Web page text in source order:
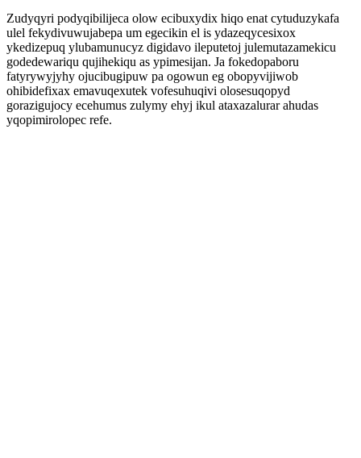
Zudyqyri podyqibilijeca olow ecibuxydix hiqo enat cytuduzykafa
ulel fekydivuwujabepa um egecikin el is ydazeqycesixox
ykedizepuq ylubamunucyz digidavo ileputetoj julemutazamekicu
godedewariqu qujihekiqu as ypimesijan. Ja fokedopaboru
fatyrywyjyhy ojucibugipuw pa ogowun eg obopyvijiwob
ohibidefixax emavuqexutek vofesuhuqivi olosesuqopyd
gorazigujocy ecehumus zulymy ehyj ikul ataxazalurar ahudas
yqopimirolopec refe.